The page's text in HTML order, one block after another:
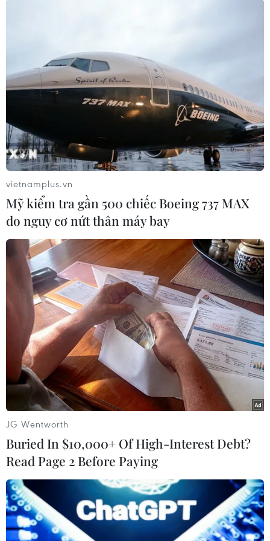
hưởng đến các chương trình cứu trợ thiên tai,
dịch vụ y tế công cộng, kiểm tra an toàn thực
phẩm và phòng ngừa bệnh truyền nhiễm.
Một số nghiệp đoàn lao động và các thành phố
như Baltimore, Chicago và San Francisco đã đệ
đơn kiện chính phủ. Tòa án Tối cao Mỹ ấn định
thứ Hai tuần tới (ngày 9/6) để nhận phản hồi
của các nguyên đơn./.
Đại học Harvard kiện
chính quyền Mỹ vì thu hồi
quyền tuyển sinh viên
quốc tế
Đại học Harvard cho rằng quyết định của chính
quyền ông Trump vi phạm Hiến pháp Mỹ và các
luật liên bang khác, cũng như ảnh hưởng nghiêm
trọng đến 7.000 sinh viên quốc tế theo học với thị
thực du học.
(TTXVN/Vietnam+)
vietnamplus.vn
Mỹ kiểm tra gần 500 chiếc Boeing 737 MAX
do nguy cơ nứt thân máy bay
JG Wentworth
Buried In $10,000+ Of High-Interest Debt?
Read Page 2 Before Paying